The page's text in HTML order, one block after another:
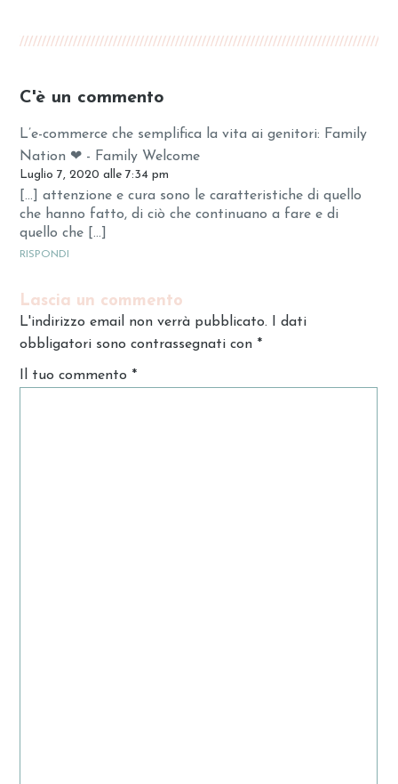
C'è un commento
L’e-commerce che semplifica la vita ai genitori: Family
Nation ❤ - Family Welcome
Luglio 7, 2020 alle 7:34 pm
[…] attenzione e cura sono le caratteristiche di quello
che hanno fatto, di ciò che continuano a fare e di
quello che […]
RISPONDI
Lascia un commento
L'indirizzo email non verrà pubblicato. I dati
obbligatori sono contrassegnati con *
Il tuo commento *